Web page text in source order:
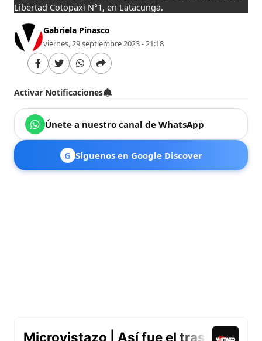
Libertad Cotopaxi N°1, en Latacunga.
Gabriela Pinasco
viernes, 29 septiembre 2023 - 21:18
Activar Notificaciones
Únete a nuestro canal de WhatsApp
G Síguenos en Google Discover